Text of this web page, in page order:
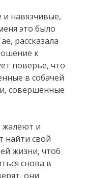
и навязчивые,
это было
рассказала
к
поверье, что
в собачей
совершенные
жалеют и
найти свой
жизни, чтоб
снова в
они